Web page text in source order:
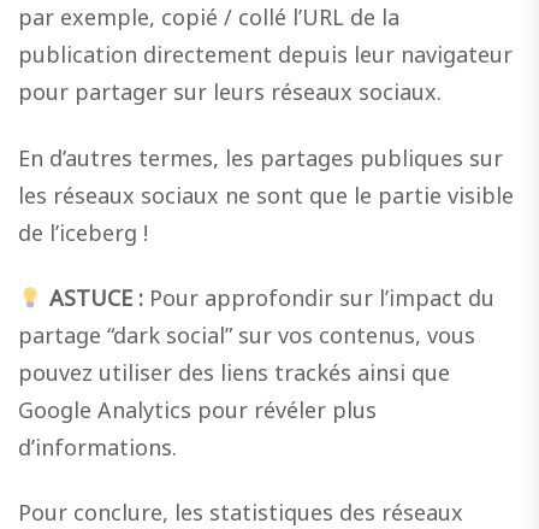
par exemple, copié / collé l’URL de la
publication directement depuis leur navigateur
pour partager sur leurs réseaux sociaux.
En d’autres termes, les partages publiques sur
les réseaux sociaux ne sont que le partie visible
de l’iceberg !
ASTUCE :Pour approfondir sur l’impact du
partage “dark social” sur vos contenus, vous
pouvez utiliser des liens trackés ainsi que
Google Analytics pour révéler plus
d’informations.
Pour conclure, les statistiques des réseaux